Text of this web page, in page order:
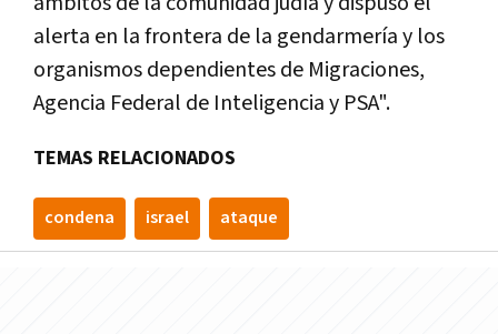
alerta en la frontera de la gendarmería y los
organismos dependientes de Migraciones,
Agencia Federal de Inteligencia y PSA".
TEMAS RELACIONADOS
condena israel ataque